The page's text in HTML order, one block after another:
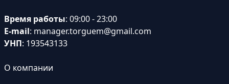
Время работы: 09:00 - 23:00
E-mail: manager.torguem@gmail.com
УНП: 193543133
О компании